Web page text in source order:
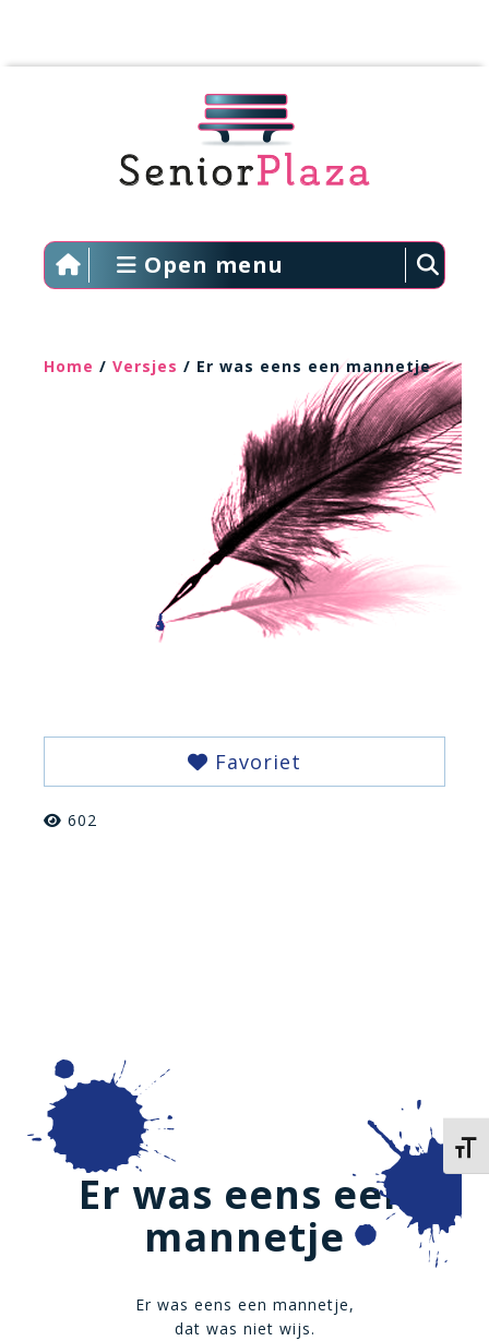
Open menu
Home / Versjes / Er was eens een mannetje
Favoriet
602
Er was eens een
mannetje
Er was eens een mannetje,
dat was niet wijs.